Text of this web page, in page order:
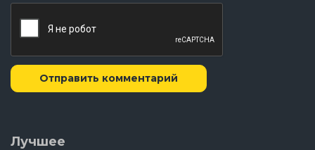
Отправить комментарий
Лучшее